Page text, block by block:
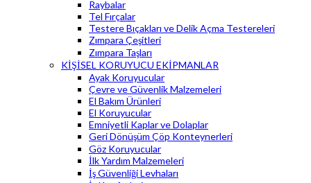
Raybalar
Tel Fırçalar
Testere Bıçakları ve Delik Açma Testereleri
Zımpara Çeşitleri
Zımpara Taşları
KİŞİSEL KORUYUCU EKİPMANLAR
Ayak Koruyucular
Çevre ve Güvenlik Malzemeleri
El Bakım Ürünleri
El Koruyucular
Emniyetli Kaplar ve Dolaplar
Geri Dönüşüm Çöp Konteynerleri
Göz Koruyucular
İlk Yardım Malzemeleri
İş Güvenliği Levhaları